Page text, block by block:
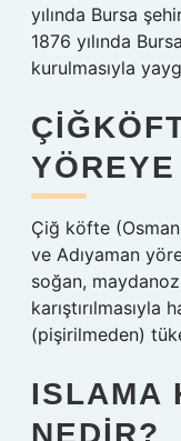
yılında Bursa
1876 yılında
kurulmasıyla
Çiğ köfte
ve Adıyaman
soğan,
karıştırılmasıyla
(pişirilmeden)
ISLAMA
NEDIR?